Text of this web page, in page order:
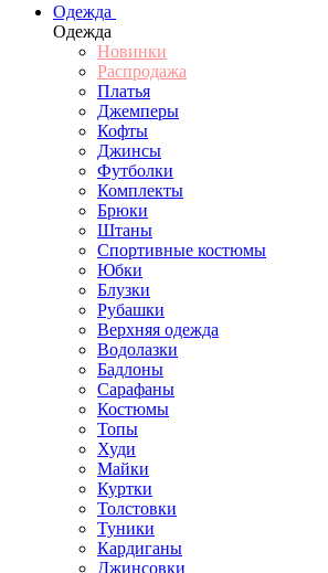
Одежда
Одежда
Новинки
Распродажа
Платья
Джемперы
Кофты
Джинсы
Футболки
Комплекты
Брюки
Штаны
Спортивные костюмы
Юбки
Блузки
Рубашки
Верхняя одежда
Водолазки
Бадлоны
Сарафаны
Костюмы
Топы
Худи
Майки
Куртки
Толстовки
Туники
Кардиганы
Джинсовки